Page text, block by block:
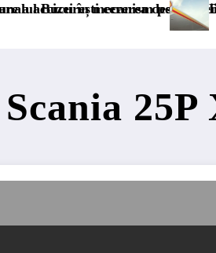
permanent
deschiderii procedurii de
DKV Mobility și
25P